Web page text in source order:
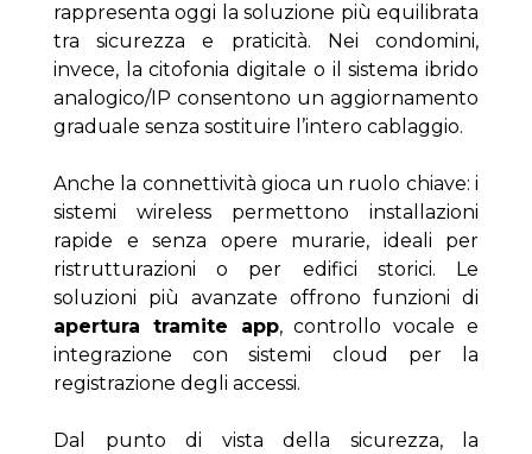
rappresenta oggi la soluzione più equilibrata
tra sicurezza e praticità. Nei condomini,
invece, la citofonia digitale o il sistema ibrido
analogico/IP consentono un aggiornamento
graduale senza sostituire l’intero cablaggio.
Anche la connettività gioca un ruolo chiave: i
sistemi wireless permettono installazioni
rapide e senza opere murarie, ideali per
ristrutturazioni o per edifici storici. Le
apertura tramite app, controllo vocale e
integrazione con sistemi cloud per la
registrazione degli accessi.
Dal punto di vista della sicurezza, la